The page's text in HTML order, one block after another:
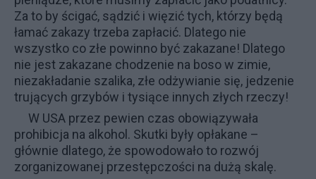
Za to by ścigać, sądzić i więzić tych, którzy będą
łamać zakazy trzeba zapłacić. Dlatego nie
wszystko co złe powinno być zakazane! Dlatego
nie jest zakazane chodzenie na boso w zimie,
niezakładanie szalika, złe odżywianie się, jedzenie
trujących grzybów i tysiące innych złych rzeczy!
W USA przez pewien czas obowiązywała
prohibicja na alkohol. Skutki były opłakane –
głównie dlatego, że spowodowało to rozwój
zorganizowanej przestępczości na dużą skalę.